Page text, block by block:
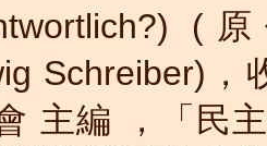
) (原
Schreiber) ，
主編 ，
「民